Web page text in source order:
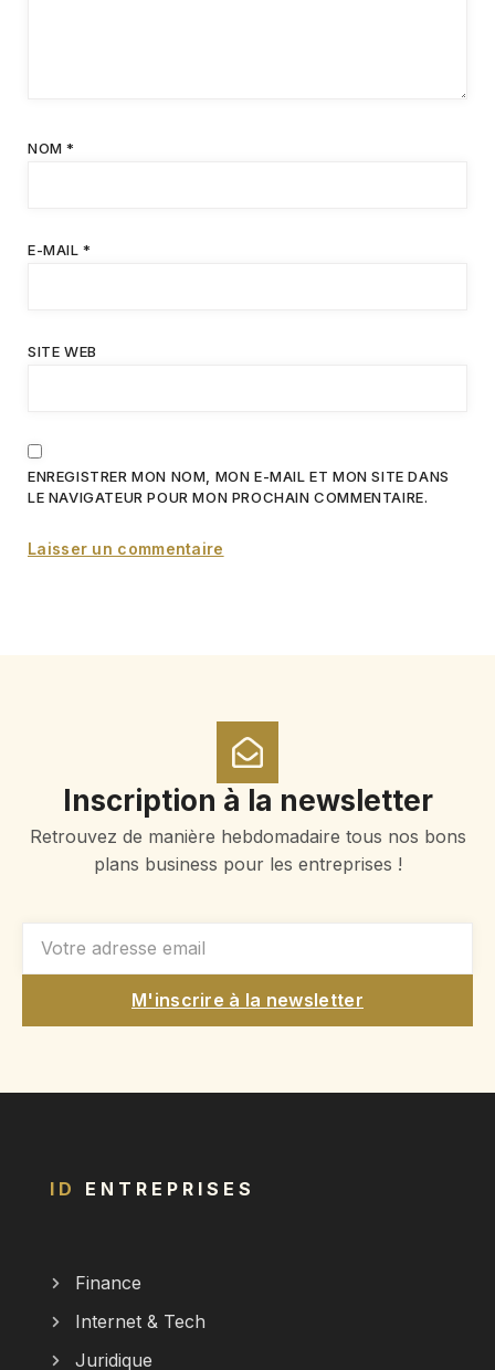
NOM*
E-MAIL*
SITE WEB
ENREGISTRER MON NOM, MON E-MAIL ET MON SITE DANS
LE NAVIGATEUR POUR MON PROCHAIN COMMENTAIRE.
Inscription à la newsletter
Retrouvez de manière hebdomadaire tous nos bons
plans business pour les entreprises !
M'inscrire à la newsletter
ID ENTREPRISES
Finance
Internet & Tech
Juridique